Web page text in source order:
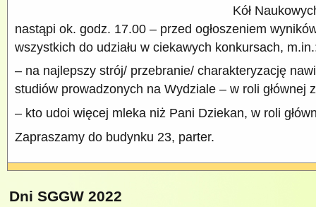
Kół
nastąpi ok. godz. 17.00 – przed ogłoszeniem
wszystkich do udziału w ciekawych konkursach,
– na najlepszy strój/ przebranie/ charakteryzację
studiów prowadzonych na Wydziale – w roli głównej
– kto udoi więcej mleka niż Pani Dziekan, w roli
Zapraszamy do budynku 23, parter.
Dni SGGW 2022